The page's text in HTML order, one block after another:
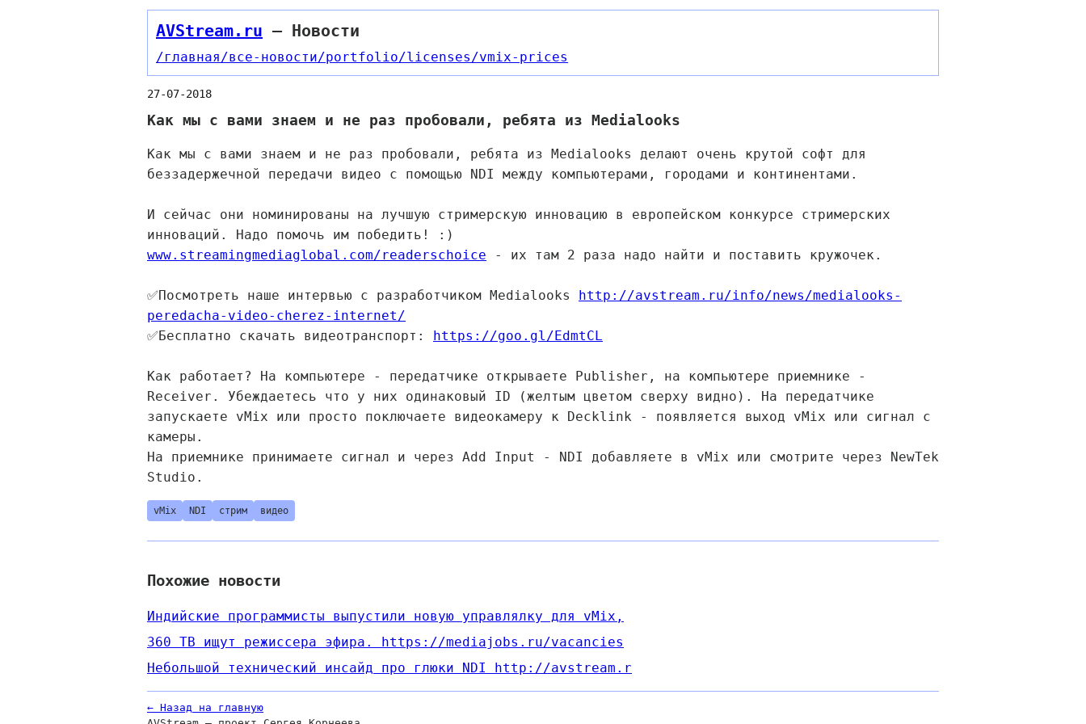
AVStream.ru — Новости
/главная/все-новости/portfolio/licenses/vmix-prices
27-07-2018
Как мы с вами знаем и не раз пробовали, ребята из Medialooks
Как мы с вами знаем и не раз пробовали, ребята из Medialooks делают очень крутой софт для
беззадержечной передачи видео с помощью NDI между компьютерами, городами и континентами.
И сейчас они номинированы на лучшую стримерскую инновацию в европейском конкурсе стримерских
инноваций. Надо помочь им победить! :)
www.streamingmediaglobal.com/readerschoice - их там 2 раза надо найти и поставить кружочек.
✅Посмотреть наше интервью с разработчиком Medialooks http://avstream.ru/info/news/medialooks-
peredacha-video-cherez-internet/
✅Бесплатно скачать видеотранспорт: https://goo.gl/EdmtCL
Как работает? На компьютере - передатчике открываете Publisher, на компьютере приемнике -
Receiver. Убеждаетесь что у них одинаковый ID (желтым цветом сверху видно). На передатчике
запускаете vMix или просто поключаете видеокамеру к Decklink - появляется выход vMix или сигнал с
камеры.
На приемнике принимаете сигнал и через Add Input - NDI добавляете в vMix или смотрите через NewTek
Studio.
vMix NDI стрим видео
Похожие новости
Индийские программисты выпустили новую управлялку для vMix,
360 ТВ ищут режиссера эфира. https://mediajobs.ru/vacancies
Небольшой технический инсайд про глюки NDI http://avstream.r
← Назад на главную